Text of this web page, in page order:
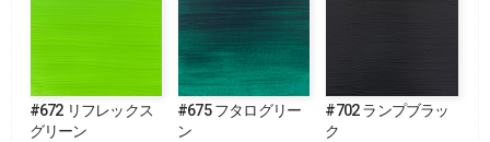
#672 リフレックス
グリーン
#675 フタログリー
ン
#702 ランプブラッ
ク